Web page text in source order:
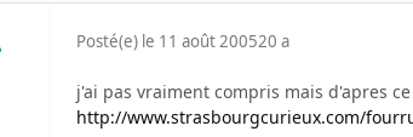
Posté(e) le 11 août 200520 a
j'ai pas vraiment compris mais d'apres
http://www.strasbourgcurieux.com/